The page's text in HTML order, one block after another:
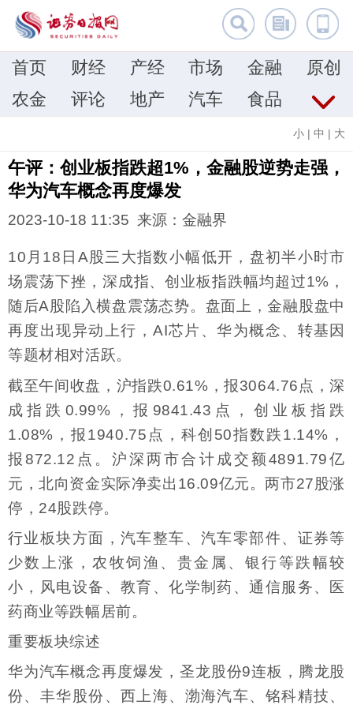
首页 财经 产经 市场 金融
原创
农金
评论 地产 汽车 食品
小 | 中 | 大
午评：创业板指跌超1%，金融股逆势走强，
华为汽车概念再度爆发
2023-10-18 11:35 来源：金融界
10月18日A股三大指数小幅低开，盘初半小时市
场震荡下挫，深成指、创业板指跌幅均超过1%，
随后A股陷入横盘震荡态势。盘面上，金融股盘中
再度出现异动上行，AI芯片、华为概念、转基因
等题材相对活跃。
截至午间收盘，沪指跌0.61%，报3064.76点，深
成指跌0.99%，报9841.43点，创业板指跌
1.08%，报1940.75点，科创50指数跌1.14%，
报872.12点。沪深两市合计成交额4891.79亿
元，北向资金实际净卖出16.09亿元。两市27股涨
停，24股跌停。
行业板块方面，汽车整车、汽车零部件、证券等
少数上涨，农牧饲渔、贵金属、银行等跌幅较
小，风电设备、教育、化学制药、通信服务、医
药商业等跌幅居前。
重要板块综述
华为汽车概念再度爆发，圣龙股份9连板，腾龙股
份、丰华股份、西上海、渤海汽车、铭科精技、